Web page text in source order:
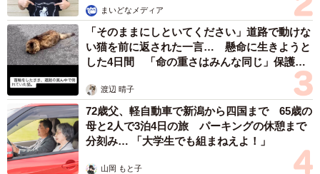
まいどなメディア
「そのままにしといてください」道路で動けな
い猫を前に返された一言… 懸命に生きようと
した4日間 「命の重さはみんな同じ」保護団
渡辺 晴子
72歳父、軽自動車で新潟から四国まで 65歳の
母と2人で3泊4日の旅 パーキングの休憩まで
分刻み… 「大学生でも組まねえよ！」
山岡 もと子